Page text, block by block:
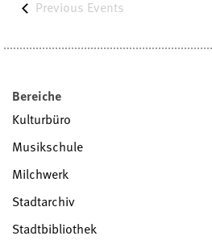
Radolfzell1200
Previous Events
Bereiche
Kulturbüro
Musikschule
Milchwerk
Stadtarchiv
Stadtbibliothek